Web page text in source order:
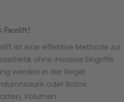
Facelift?
ist eine effektive Methode zur
ohne invasive Eingriffe.
werden in der Regel
oder Botox
Volumen